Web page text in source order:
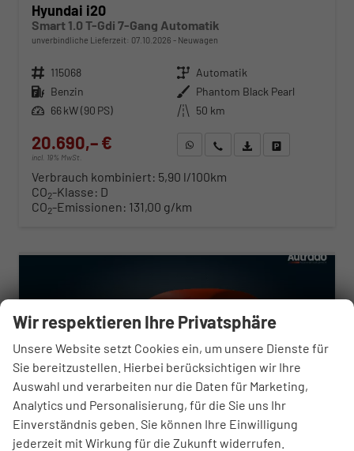
Hyundai i20
Smart 1.0 T-Gdi 7-Gang Automatik
unverbindliche Lieferzeit: 07.10.2026 Neuwagen
Fahrzeugnr. 115068 Getriebe Automatik
Kraftstoff Benzin Außenfarbe Phantom Black Pearl
Leistung 66 kW (90 PS) Kilometerstand 50 km
20.690,– €
incl. 19% MwSt.
WhatsApp anfragen
Wir rufen Sie anFahrzeugexposé (PDF)
Verbrauch kombiniert: 5,90 l/100km
CO2-Klasse: D
CO2-Emissionen: 131,00 g/km
Wir respektieren Ihre Privatsphäre
Unsere Website setzt Cookies ein, um unsere Dienste für
Sie bereitzustellen. Hierbei berücksichtigen wir Ihre
Auswahl und verarbeiten nur die Daten für Marketing,
Analytics und Personalisierung, für die Sie uns Ihr
Einverständnis geben. Sie können Ihre Einwilligung
jederzeit mit Wirkung für die Zukunft widerrufen.